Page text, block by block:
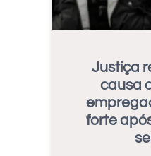
Justiça
causa
forte